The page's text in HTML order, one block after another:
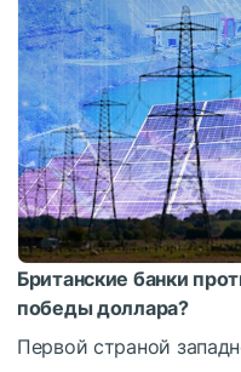
Британские банки
победы доллара?
Первой страной